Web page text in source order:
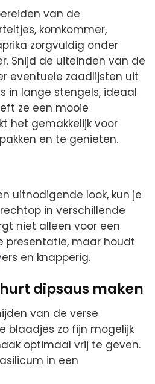
van de
komkommer,
zorgvuldig onder
Snijd de uiteinden van de
eventuele zaadlijsten uit
in lange stengels, ideaal
ze een mooie
het gemakkelijk voor
en te genieten.
uitnodigende look, kun je
in verschillende
niet alleen voor een
presentatie, maar houdt
en knapperig.
dipsaus maken
van de verse
blaadjes zo fijn mogelijk
optimaal vrij te geven.
in een